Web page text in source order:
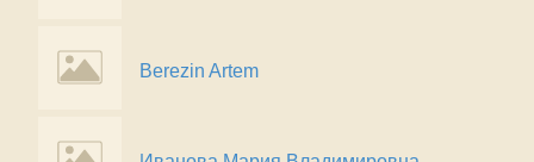
Berezin Artem